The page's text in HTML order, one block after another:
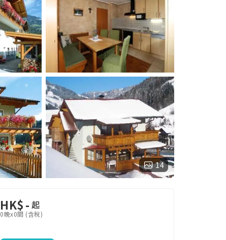
14
HK$- 起
0晚x0間 (含稅)